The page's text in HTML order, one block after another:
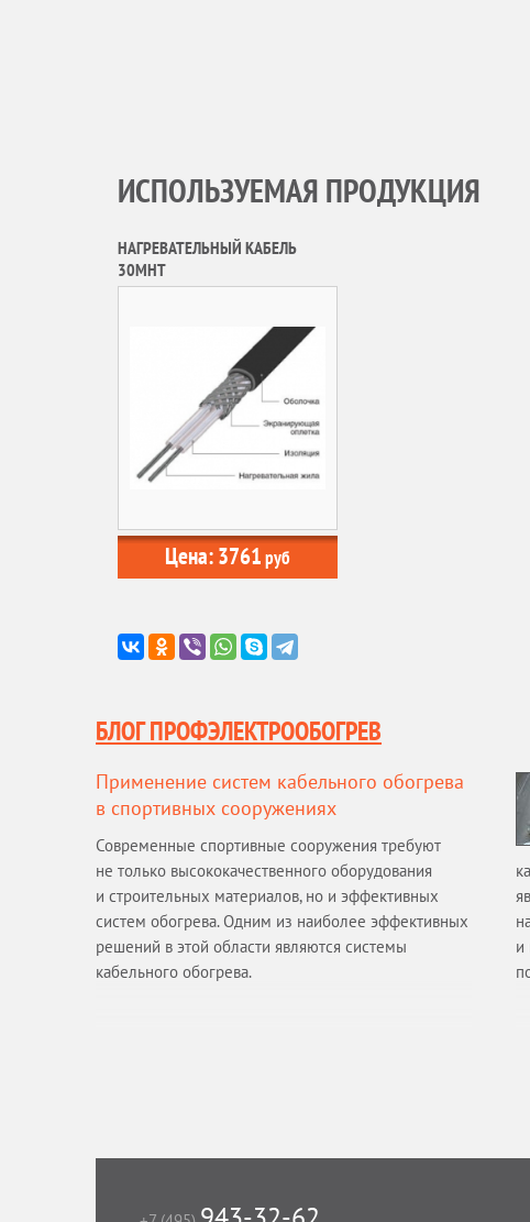
ИСПОЛЬЗУЕМАЯ ПРОДУКЦИЯ
НАГРЕВАТЕЛЬНЫЙ КАБЕЛЬ
30МНТ
Цена:3761руб
БЛОГ ПРОФЭЛЕКТРООБОГРЕВ
Применение систем кабельного обогрева
в спортивных сооружениях
Современные спортивные сооружения требуют
не только высококачественного оборудования
и строительных материалов, но и эффективных
систем обогрева. Одним из наиболее эффективных
решений в этой области являются системы
кабельного обогрева.
и